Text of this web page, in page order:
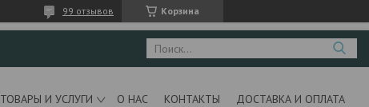
Корзина
99 отзывов
ТОВАРЫ И УСЛУГИ О НАС КОНТАКТЫ ДОСТАВКА И ОПЛАТА